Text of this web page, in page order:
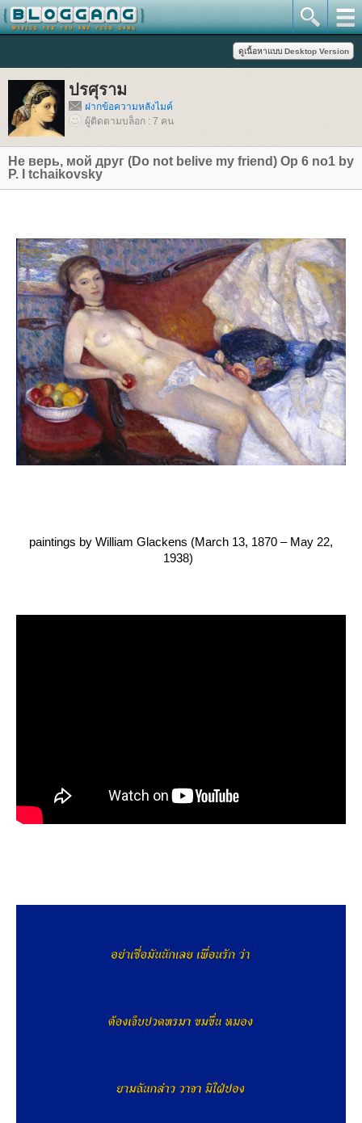
ปรศุราม
ฝากข้อความหลังไมค์
ผู้ติดตามบล็อก : 7 คน
Не верь, мой друг (Do not belive my friend) Op 6 no1 by
P. I tchaikovsky
paintings by William Glackens (March 13, 1870 – May 22,
1938)